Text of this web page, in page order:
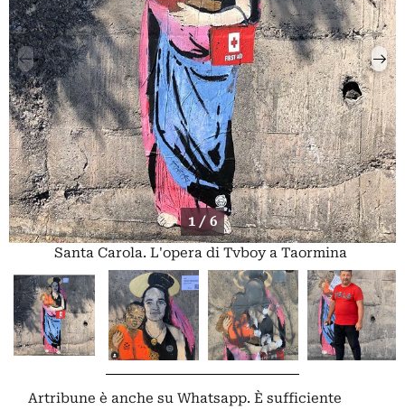
1 / 6
Santa Carola. L'opera di Tvboy a Taormina
Artribune è anche su Whatsapp. È sufficiente